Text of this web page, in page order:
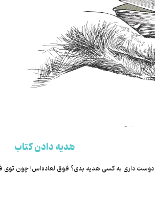
هدیه دادن کتاب
داری به کسی هدیه بدی؟ فوق‌العاده‌اس! چون توی